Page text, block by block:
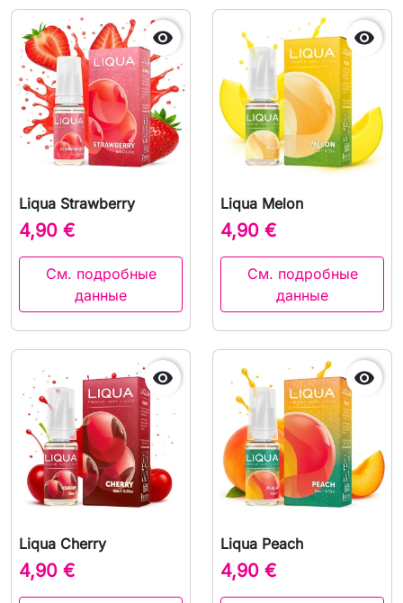

Liqua Strawberry
4,90 €
См. подробные
данные

Liqua Melon
4,90 €
См. подробные
данные

Liqua Cherry
4,90 €

Liqua Peach
4,90 €